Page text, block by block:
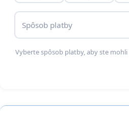
Spôsob platby
Vyberte spôsob platby, aby ste